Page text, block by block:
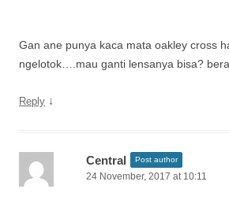
Gan ane punya kaca mata oakley cross
ngelotok….mau ganti lensanya bisa?
Reply ↓
Central Post author
24 November, 2017 at 10:11